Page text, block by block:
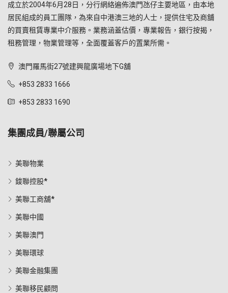
成立於2004年6月28日，分行網絡遍佈澳門氹仔主要地區，由本地
居民組成的員工團隊，為來自中港澳三地的人士，提供住宅及商舖
的買賣租賃專業中介服務。業務涵蓋估價，專業報告，銀行按揭，
租務管理，物業管理等，全面覆蓋客戶的置業所需。
澳門羅馬街27號建興龍廣場地下G舖
+853 2833 1666
+853 2833 1690
集團成員/聯屬公司
美聯物業
鋑聯控股*
美聯工商舖*
美聯中國
美聯澳門
美聯環球
美聯金融集團
美聯移民顧問